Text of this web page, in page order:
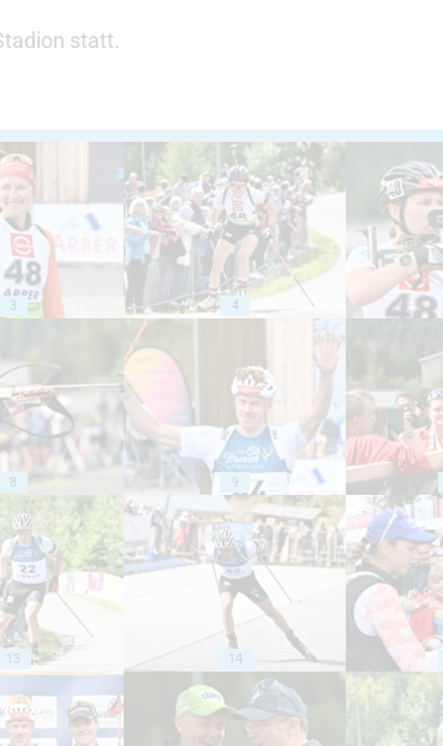
statt.
3 4
8 9
13 14